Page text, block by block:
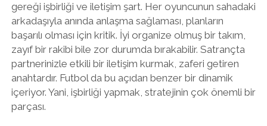
gereği işbirliği ve iletişim şart. Her oyuncunun sahadaki
arkadaşıyla anında anlaşma sağlaması, planların
başarılı olması için kritik. İyi organize olmuş bir takım,
zayıf bir rakibi bile zor durumda bırakabilir. Satrançta
partnerinizle etkili bir iletişim kurmak, zaferi getiren
anahtardır. Futbol da bu açıdan benzer bir dinamik
içeriyor. Yani, işbirliği yapmak, stratejinin çok önemli bir
parçası.